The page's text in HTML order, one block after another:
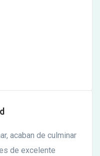
acaban de culminar
de excelente